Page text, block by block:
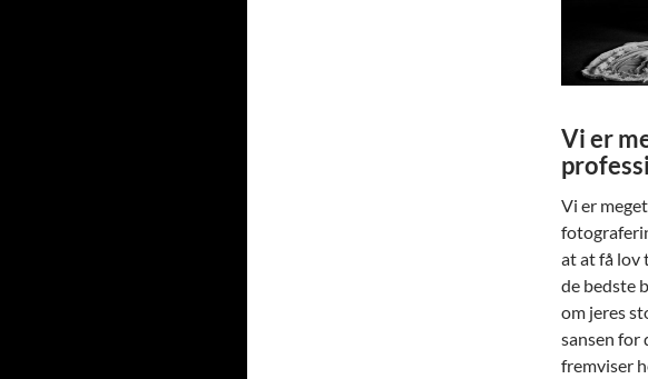
Vi er
Vi er
at at få lov
de bedste
om jeres
sansen for
fremviser